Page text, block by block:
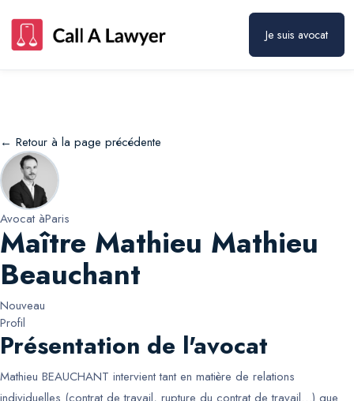
Je suis avocat
← Retour à la page précédente
Avocat àParis
Maître Mathieu Mathieu
Beauchant
Nouveau
Profil
Présentation de l'avocat
Mathieu BEAUCHANT intervient tant en matière de relations